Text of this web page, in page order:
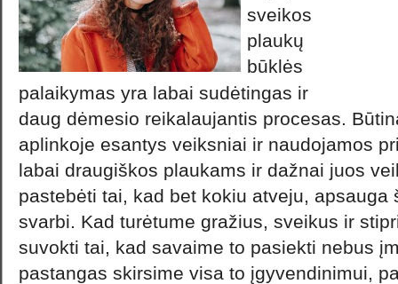
sveikos
plaukų
būklės
palaikymas yra labai sudėtingas ir
daug dėmesio reikalaujantis procesas.
aplinkoje esantys veiksniai ir naudojamos
labai draugiškos plaukams ir dažnai juos
pastebėti tai, kad bet kokiu atveju, apsauga
svarbi. Kad turėtume gražius, sveikus ir
suvokti tai, kad savaime to pasiekti nebus
pastangas skirsime visa to įgyvendinimui,